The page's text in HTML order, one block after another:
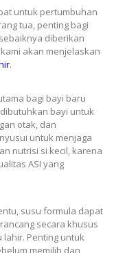
untuk pertumbuhan
tua, penting bagi
diberikan
akan menjelaskan
.
bagi bayi baru
bayi untuk
otak, dan
untuk menjaga
nutrisi si kecil, karena
ASI yang
susu formula dapat
secara khusus
Penting untuk
memilih dan